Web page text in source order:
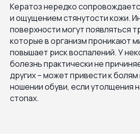
Кератоз нередко
и ощущением стянутости кожи.
поверхности могут появляться
которые в организм проникают
повышает риск воспалений. У
болезнь практически не
других – может привести к
ношении обуви, если утолщения
стопах.